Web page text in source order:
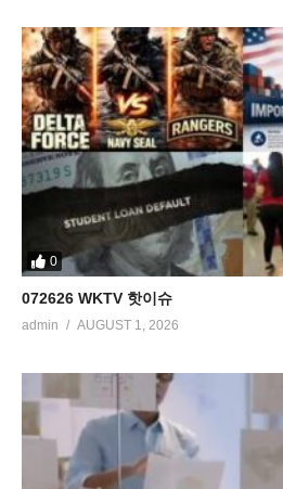
0
072626 WKTV 핫이슈
admin AUGUST 1, 2026